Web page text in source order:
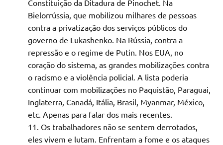
Constituição da Ditadura de Pinochet. Na
Bielorrússia, que mobilizou milhares de pessoas
contra a privatização dos serviços públicos do
governo de Lukashenko. Na Rússia, contra a
repressão e o regime de Putin. Nos EUA, no
coração do sistema, as grandes mobilizações contra
o racismo e a violência policial. A lista poderia
continuar com mobilizações no Paquistão, Paraguai,
Inglaterra, Canadá, Itália, Brasil, Myanmar, México,
etc. Apenas para falar dos mais recentes.
Os trabalhadores não se sentem derrotados,
eles vivem e lutam. Enfrentam a fome e os ataques